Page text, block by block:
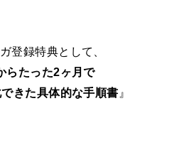
登録特典として、
らたった2ヶ月で
きた具体的な手順書 』